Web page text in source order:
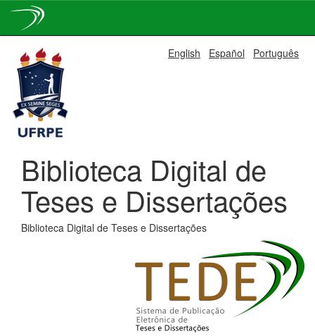
navigation
English Español Português
Biblioteca Digital de
Teses e Dissertações
Biblioteca Digital de Teses e Dissertações